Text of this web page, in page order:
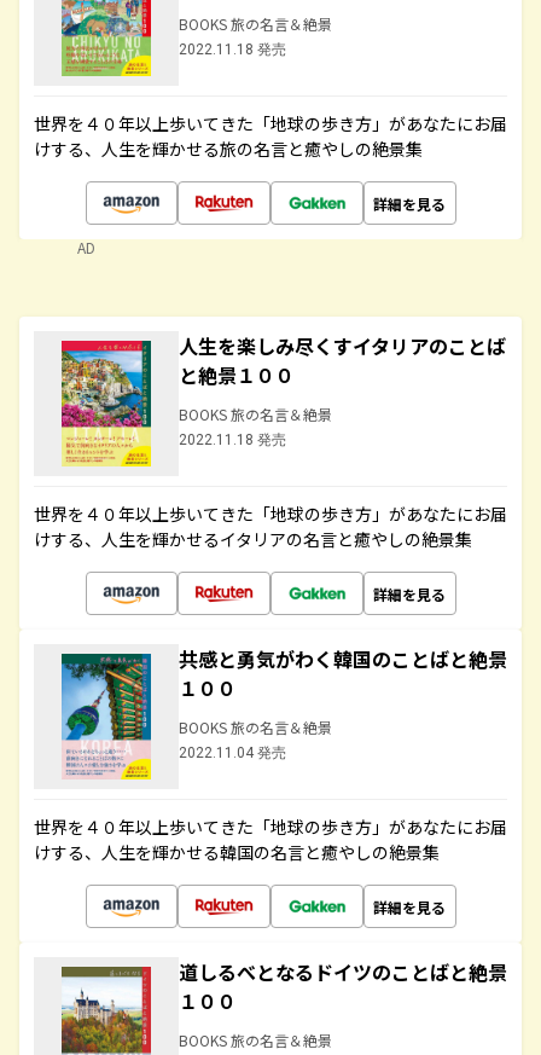
BOOKS 旅の名言＆絶景
2022.11.18 発売
世界を４０年以上歩いてきた「地球の歩き方」があなたにお届
けする、人生を輝かせる旅の名言と癒やしの絶景集
詳細を見る
AD
人生を楽しみ尽くすイタリアのことば
と絶景１００
BOOKS 旅の名言＆絶景
2022.11.18 発売
世界を４０年以上歩いてきた「地球の歩き方」があなたにお届
けする、人生を輝かせるイタリアの名言と癒やしの絶景集
詳細を見る
共感と勇気がわく韓国のことばと絶景
１００
BOOKS 旅の名言＆絶景
2022.11.04 発売
世界を４０年以上歩いてきた「地球の歩き方」があなたにお届
けする、人生を輝かせる韓国の名言と癒やしの絶景集
詳細を見る
道しるべとなるドイツのことばと絶景
１００
BOOKS 旅の名言＆絶景